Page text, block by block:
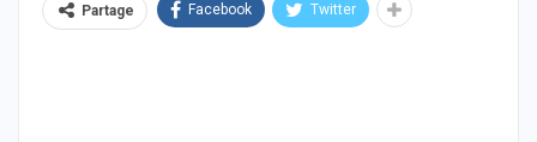
Partage Facebook Twitter